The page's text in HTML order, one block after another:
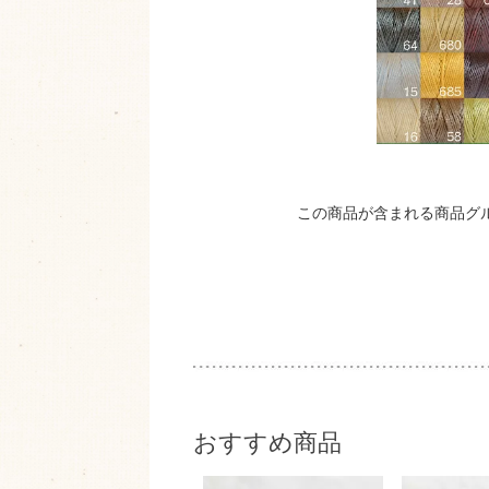
この商品が含まれる商品グ
おすすめ商品